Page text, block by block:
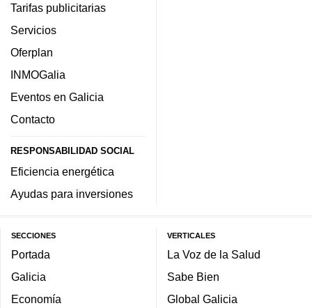
Tarifas publicitarias
Servicios
Oferplan
INMOGalia
Eventos en Galicia
Contacto
RESPONSABILIDAD SOCIAL
Eficiencia energética
Ayudas para inversiones
SECCIONES
Portada
Galicia
Economía
VERTICALES
La Voz de la Salud
Sabe Bien
Global Galicia